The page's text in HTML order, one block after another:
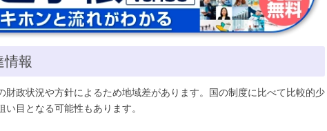
情報
財政状況や方針によるため地域差があります。国の制度に比べて比較的少
目となる可能性もあります。